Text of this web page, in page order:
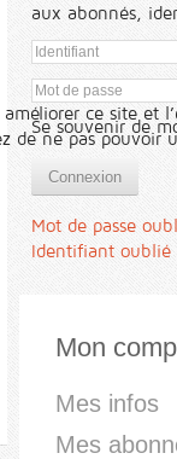
aux abonnés,
Se souvenir de
Connexion
Mot de passe
Identifiant oublié
Mon
Mes infos
Mes
ce site et
de ne pas pouvoir